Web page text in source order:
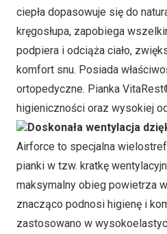
ciepła dopasowuje się do
kręgosłupa, zapobiega
podpiera i odciąża ciało,
komfort snu. Posiada
ortopedyczne. Pianka
higieniczności oraz wysokiej
Doskonała wentylacja
Airforce to specjalna
pianki w tzw. kratkę
maksymalny obieg powietrza
znacząco podnosi higienę i
zastosowano w